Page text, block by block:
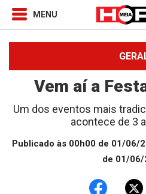
Vem aí a
Um dos eventos mais
acontece de 3
Publicado às 00h00 de 01/06/
de 01/06/